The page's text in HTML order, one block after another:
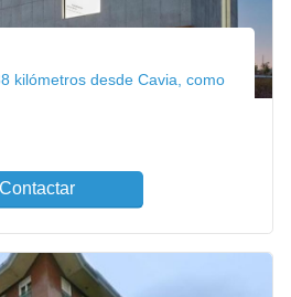
kilómetros desde Cavia, como
Contactar